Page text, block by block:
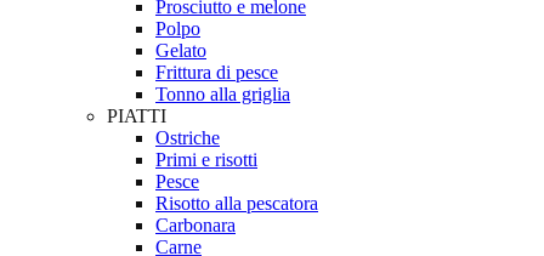
Prosciutto e melone
Polpo
Gelato
Frittura di pesce
Tonno alla griglia
PIATTI
Ostriche
Primi e risotti
Pesce
Risotto alla pescatora
Carbonara
Carne